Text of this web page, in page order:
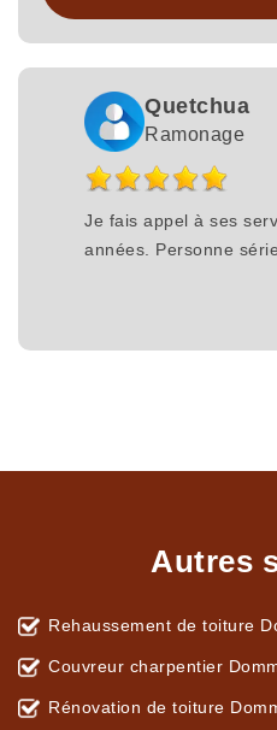
Quetchua
Ramonage
Je fais appel à ses
années. Personne
Autres
Rehaussement de toiture
Couvreur charpentier
Rénovation de toiture